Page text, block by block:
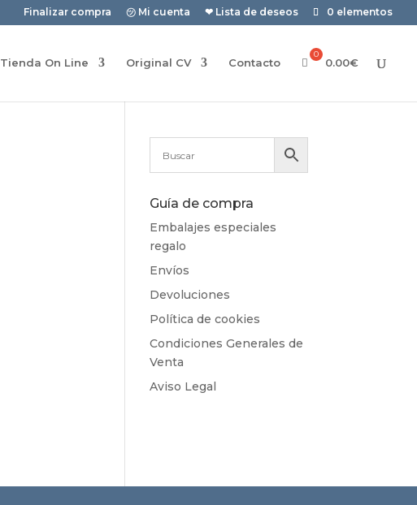
Finalizar compra ㋡ Mi cuenta ❤ Lista de deseos 0 elementos
Tienda On Line Original CV Contacto 0.00€
Guía de compra
Embalajes especiales
regalo
Envíos
Devoluciones
Política de cookies
Condiciones Generales de
Venta
Aviso Legal